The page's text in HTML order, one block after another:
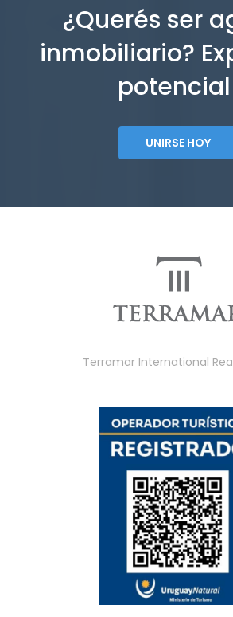
¿Querés ser
inmobiliario?
UNIRSE HOY
Terramar International